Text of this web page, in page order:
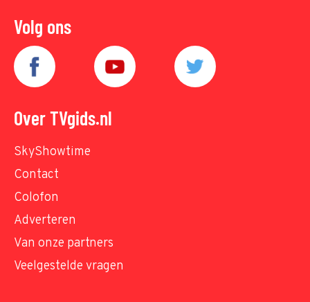
Volg ons
Over TVgids.nl
SkyShowtime
Contact
Colofon
Adverteren
Van onze partners
Veelgestelde vragen